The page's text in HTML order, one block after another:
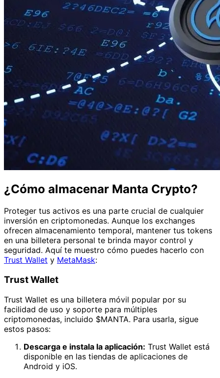
¿Cómo almacenar Manta Crypto?
Proteger tus activos es una parte crucial de cualquier
inversión en criptomonedas. Aunque los exchanges
ofrecen almacenamiento temporal, mantener tus tokens
en una billetera personal te brinda mayor control y
seguridad. Aquí te muestro cómo puedes hacerlo con
Trust Wallet y MetaMask:
Trust Wallet
Trust Wallet es una billetera móvil popular por su
facilidad de uso y soporte para múltiples
criptomonedas, incluido $MANTA. Para usarla, sigue
estos pasos:
Descarga e instala la aplicación: Trust Wallet está
disponible en las tiendas de aplicaciones de
Android y iOS.